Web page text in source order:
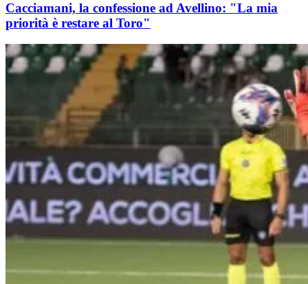
Cacciamani, la confessione ad Avellino: "La mia
priorità è restare al Toro"